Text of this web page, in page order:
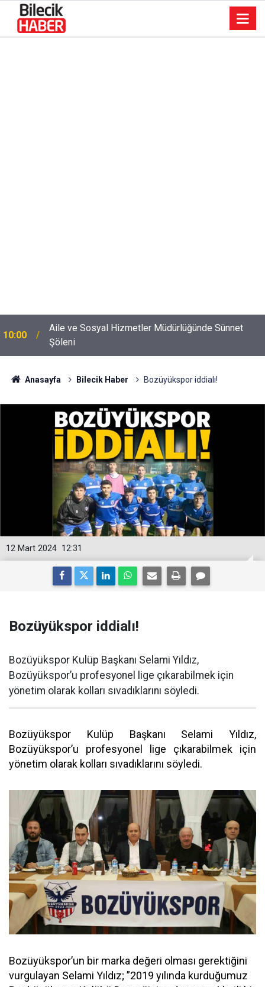
10:00
Aile ve Sosyal Hizmetler Müdürlüğünde Sünnet
Şöleni
Anasayfa Bilecik Haber Bozüyükspor iddialı!
12:31
12 Mart 2024
Bozüyükspor iddialı!
Bozüyükspor Kulüp Başkanı Selami Yıldız,
Bozüyükspor’u profesyonel lige çıkarabilmek için
yönetim olarak kolları sıvadıklarını söyledi.
Bozüyükspor Kulüp Başkanı Selami Yıldız,
Bozüyükspor’u profesyonel lige çıkarabilmek için
yönetim olarak kolları sıvadıklarını söyledi.
Bozüyükspor’un bir marka değeri olması gerektiğini
vurgulayan Selami Yıldız; ”2019 yılında kurduğumuz